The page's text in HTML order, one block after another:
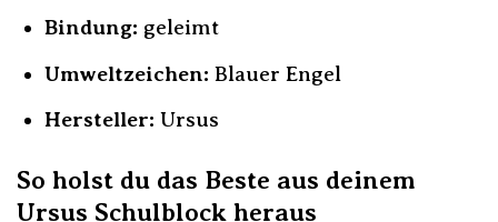
Bindung: geleimt
Umweltzeichen: Blauer Engel
Hersteller: Ursus
So holst du das Beste aus deinem
Ursus Schulblock heraus